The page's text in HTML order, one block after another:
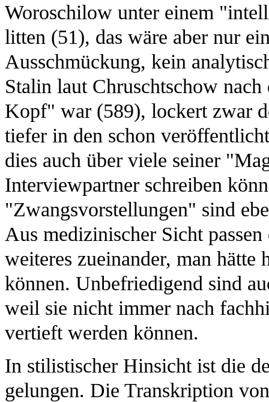
Woroschilow unter einem
litten (51), das wäre aber nur
Ausschmückung, kein
Stalin laut Chruschtschow
Kopf" war (589), lockert zwar
tiefer in den schon
dies auch über viele seiner
Interviewpartner schreiben
"Zwangsvorstellungen" sind
Aus medizinischer Sicht
weiteres zueinander, man hätte
können. Unbefriedigend sind
weil sie nicht immer nach
vertieft werden können.
In stilistischer Hinsicht ist die
gelungen. Die Transkription